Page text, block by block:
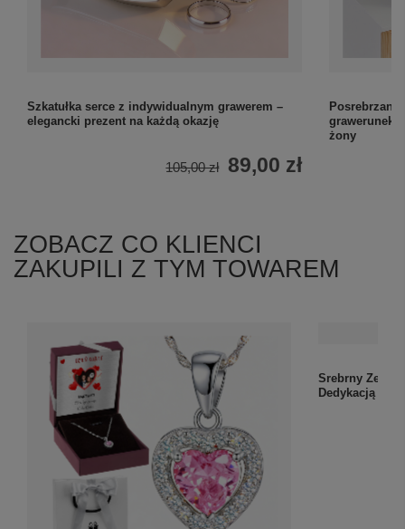
Szkatułka serce z indywidualnym grawerem –
elegancki prezent na każdą okazję
105,00 zł 89,00 zł
Posrebrzana
grawerunek /
żony
ZOBACZ CO KLIENCI
ZAKUPILI Z TYM TOWAREM